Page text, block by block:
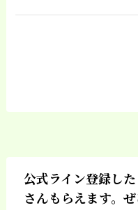
公式ライン登録し
さんもらえます。